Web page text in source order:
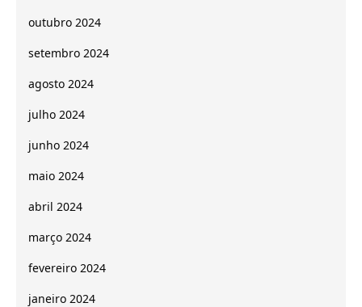
outubro 2024
setembro 2024
agosto 2024
julho 2024
junho 2024
maio 2024
abril 2024
março 2024
fevereiro 2024
janeiro 2024